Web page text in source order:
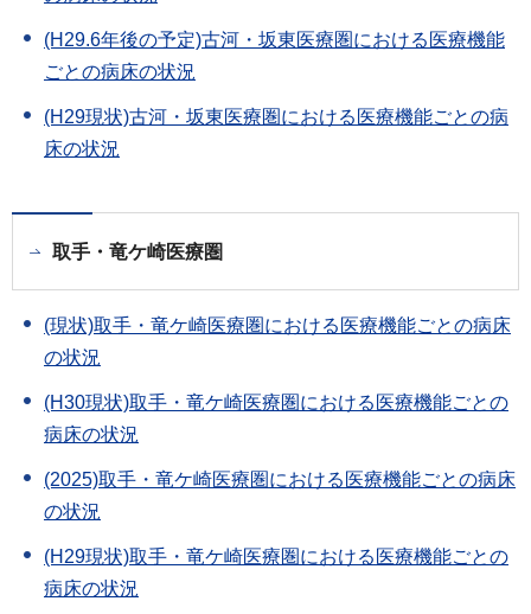
(H29.6年後の予定)古河・坂東医療圏における医療機能
ごとの病床の状況
(H29現状)古河・坂東医療圏における医療機能ごとの病
床の状況
取手・竜ケ崎医療圏
(現状)取手・竜ケ崎医療圏における医療機能ごとの病床
の状況
(H30現状)取手・竜ケ崎医療圏における医療機能ごとの
病床の状況
(2025)取手・竜ケ崎医療圏における医療機能ごとの病床
の状況
(H29現状)取手・竜ケ崎医療圏における医療機能ごとの
病床の状況